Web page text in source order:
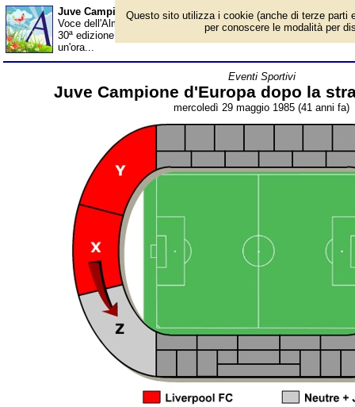
Juve Campione d'Europa dopo la strage dell'Heysel -
Voce dell'Almanacco del 29 maggio, per la rubrica 'Eventi
30ª edizione della Coppa dei Campioni di calcio si gioca a
un'ora...
Eventi Sportivi
Juve Campione d'Europa dopo la
mercoledì 29 maggio 1985 (41 anni fa)
Questo sito utilizza i cookie (anche di terze parti
per conoscere le modalità per